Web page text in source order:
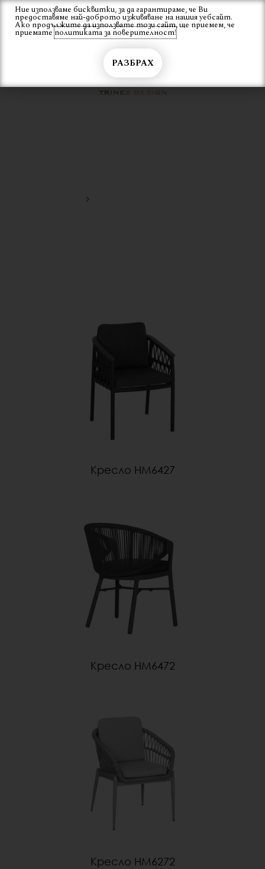
Skip
content
Вход
Kресло HM6427
Kресло HM6472
Кресло HM6272
Ние използваме бисквитки, за да гарантираме, че Ви
предоставяме най-доброто изживяване на нашия уебсайт.
Ако продължите да използвате този сайт, ще приемем, че
приематеполитиката за поверителност!
РАЗБРАХ